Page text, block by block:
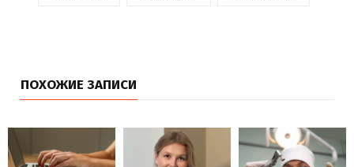
ПОХОЖИЕ ЗАПИСИ